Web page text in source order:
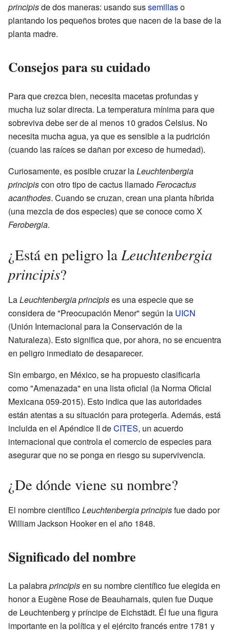
principisde dos maneras: usando sussemillaso
plantando los pequeños brotes que nacen de la base de la
planta madre.
Consejos para su cuidado
Para que crezca bien, necesita macetas profundas y
mucha luz solar directa. La temperatura mínima para que
sobreviva debe ser de al menos 10 grados Celsius. No
necesita mucha agua, ya que es sensible a la pudrición
(cuando las raíces se dañan por exceso de humedad).
Curiosamente, es posible cruzar laLeuchtenbergia
principiscon otro tipo de cactus llamadoFerocactus
acanthodes. Cuando se cruzan, crean una planta híbrida
(una mezcla de dos especies) que se conoce como X
Ferobergia.
¿Está en peligro laLeuchtenbergia
principis?
LaLeuchtenbergia principises una especie que se
considera de "Preocupación Menor" según la UICN
(Unión Internacional para la Conservación de la
Naturaleza). Esto significa que, por ahora, no se encuentra
en peligro inmediato de desaparecer.
Sin embargo, en México, se ha propuesto clasificarla
como "Amenazada" en una lista oficial (la Norma Oficial
Mexicana 059-2015). Esto indica que las autoridades
están atentas a su situación para protegerla. Además, está
incluida en el Apéndice II deCITES, un acuerdo
internacional que controla el comercio de especies para
asegurar que no se ponga en riesgo su supervivencia.
¿De dónde viene su nombre?
El nombre científicoLeuchtenbergia principisfue dado por
William Jackson Hooker en el año 1848.
Significado del nombre
La palabraprincipisen su nombre científico fue elegida en
honor a Eugène Rose de Beauharnais, quien fue Duque
de Leuchtenberg y príncipe de Eichstädt. Él fue una figura
importante en la política y el ejército francés entre 1781 y